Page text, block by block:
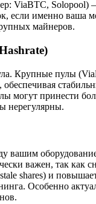
ViaBTC, Solopool)
если именно ваша
майнеров.
Крупные пулы
могут принести
нерегулярны.
вашим
важен, так как
shares) и
Особенно